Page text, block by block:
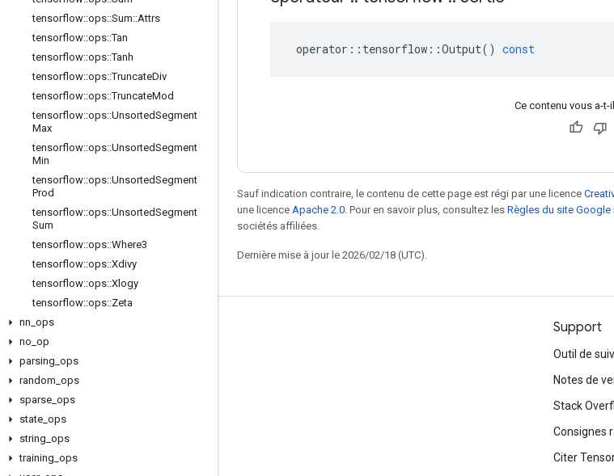
tensorflow::ops::Sum::Attrs
tensorflow::ops::Tan
tensorflow::ops::Tanh
tensorflow::ops::TruncateDiv
tensorflow::ops::TruncateMod
tensorflow::ops::UnsortedSegment
Max
tensorflow::ops::UnsortedSegment
Min
tensorflow::ops::UnsortedSegment
Prod
tensorflow::ops::UnsortedSegment
Sum
tensorflow::ops::Where3
tensorflow::ops::Xdivy
tensorflow::ops::Xlogy
tensorflow::ops::Zeta
nn ops
no op
parsing ops
random ops
sparse ops
state ops
string ops
training ops
operator :: tensorflow ::Output() const
Ce contenu vous a-t-
Sauf indication contraire, le contenu de cette page est régi par une licence
une licence Apache 2.0 . Pour en savoir plus, consultez les Règles du site Google
sociétés affiliées.
Dernière mise à jour le 2026/02/18 (UTC).
Rester connecté
Forum
GitHub
YouTube
Support
Outil de
Notes de
Stack
Consignes
Citer